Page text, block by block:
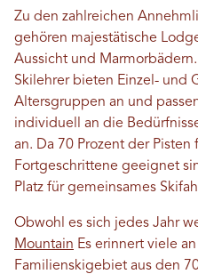
Zu den zahlreichen
gehören majestätische
Aussicht und Marmorbädern.
Skilehrer bieten Einzel- und
Altersgruppen an und
individuell an die
an. Da 70 Prozent der Pisten
Fortgeschrittene geeignet
Platz für gemeinsames
Obwohl es sich jedes Jahr
Mountain Es erinnert viele
Familienskigebiet aus den